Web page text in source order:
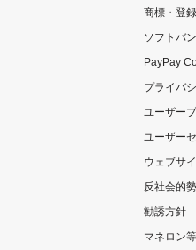
商標・登
ソフトバ
PayPay
プライバ
ユーザー
ユーザー
ウェブサ
反社会的
勧誘方針
マネロン